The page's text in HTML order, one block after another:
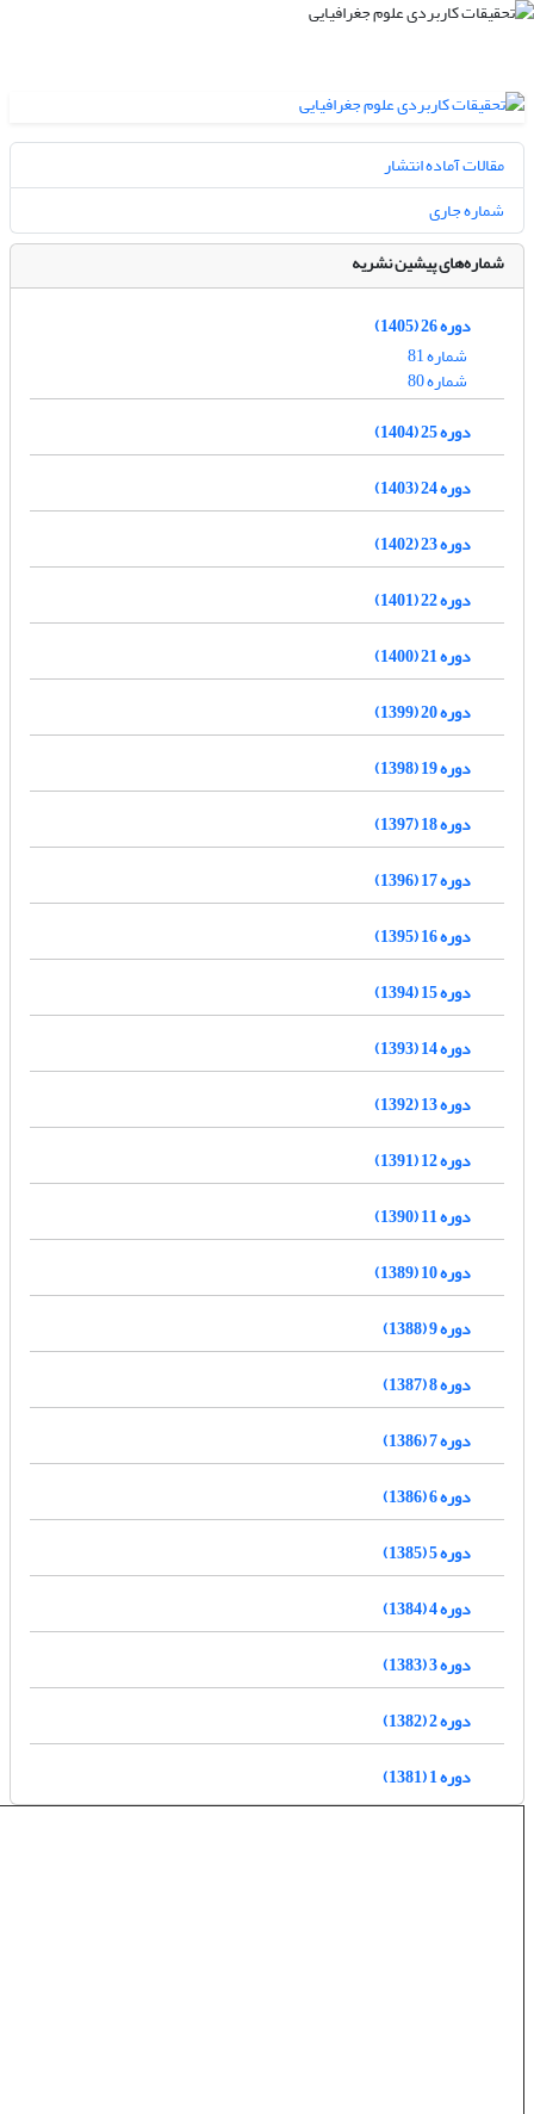
مقالات آماده انتشار
شماره جاری
شماره‌های پیشین نشریه
دوره 26 (1405)
شماره 81
شماره 80
دوره 25 (1404)
دوره 24 (1403)
دوره 23 (1402)
دوره 22 (1401)
دوره 21 (1400)
دوره 20 (1399)
دوره 19 (1398)
دوره 18 (1397)
دوره 17 (1396)
دوره 16 (1395)
دوره 15 (1394)
دوره 14 (1393)
دوره 13 (1392)
دوره 12 (1391)
دوره 11 (1390)
دوره 10 (1389)
دوره 9 (1388)
دوره 8 (1387)
دوره 7 (1386)
دوره 6 (1386)
دوره 5 (1385)
دوره 4 (1384)
دوره 3 (1383)
دوره 2 (1382)
دوره 1 (1381)